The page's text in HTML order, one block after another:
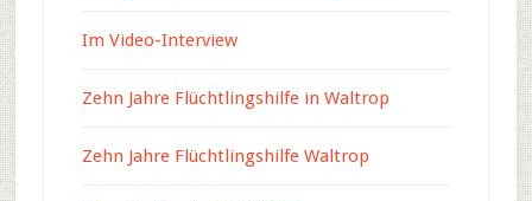
Im Video-Interview
Zehn Jahre Flüchtlingshilfe in Waltrop
Zehn Jahre Flüchtlingshilfe Waltrop